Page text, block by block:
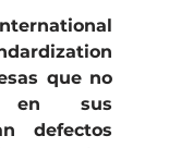
que no
en sus
defectos